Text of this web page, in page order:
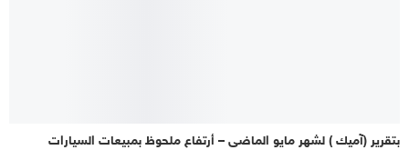
بتقرير (آميك ) لشهر مايو الماضى – أرتفاع ملحوظ بمبيعات السيارات